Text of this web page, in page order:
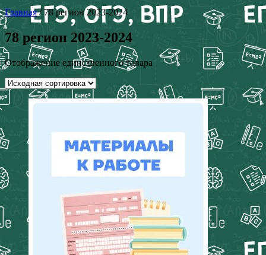
Главная/ 78 регион 2023-2024
78 регион 2023-2024
Отображение единственного товара